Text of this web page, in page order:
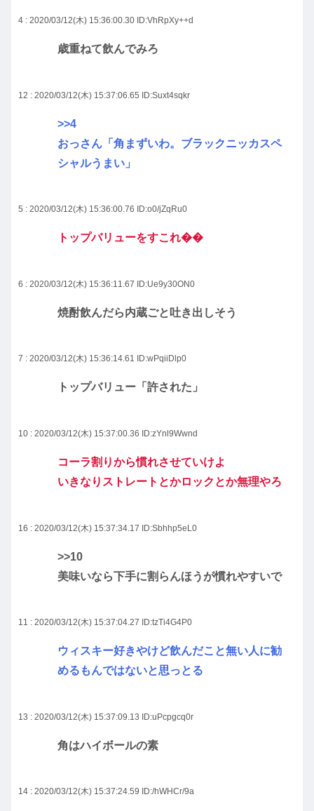
4 : 2020/03/12(木) 15:36:00.30 ID:VhRpXy++d
歳重ねて飲んでみろ
12 : 2020/03/12(木) 15:37:06.65 ID:Suxt4sqkr
>>4
おっさん「角まずいわ。ブラックニッカスペ
シャルうまい」
5 : 2020/03/12(木) 15:36:00.76 ID:o0/jZqRu0
トップバリューをすこれ��
6 : 2020/03/12(木) 15:36:11.67 ID:Ue9y30ON0
焼酎飲んだら内蔵ごと吐き出しそう
7 : 2020/03/12(木) 15:36:14.61 ID:wPqiiDlp0
トップバリュー「許された」
10 : 2020/03/12(木) 15:37:00.36 ID:zYnl9Wwnd
コーラ割りから慣れさせていけよ
いきなりストレートとかロックとか無理やろ
16 : 2020/03/12(木) 15:37:34.17 ID:Sbhhp5eL0
>>10
美味いなら下手に割らんほうが慣れやすいで
11 : 2020/03/12(木) 15:37:04.27 ID:tzTi4G4P0
ウィスキー好きやけど飲んだこと無い人に勧
めるもんではないと思っとる
13 : 2020/03/12(木) 15:37:09.13 ID:uPcpgcq0r
角はハイボールの素
14 : 2020/03/12(木) 15:37:24.59 ID:/hWHCr/9a